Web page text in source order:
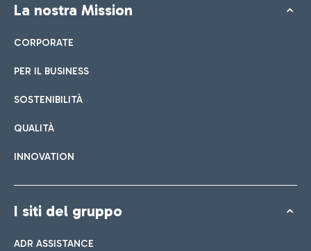
La nostra Mission
CORPORATE
PER IL BUSINESS
SOSTENIBILITÀ
QUALITÀ
INNOVATION
I siti del gruppo
ADR ASSISTANCE